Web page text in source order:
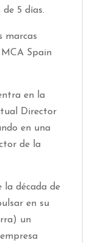
5 días.
marcas
Spain
en la
Director
en una
de la
la década de
en su
un